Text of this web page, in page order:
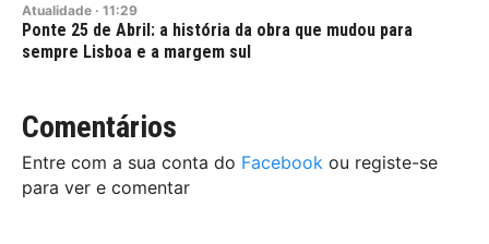
Atualidade · 11:29
Ponte 25 de Abril: a história da obra que mudou para
sempre Lisboa e a margem sul
Comentários
Entre com a sua conta do Facebook ou registe-se
para ver e comentar